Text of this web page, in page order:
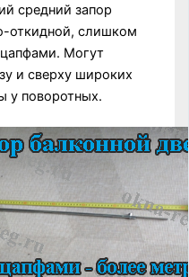
средний запор
откидной, слишком
Могут
и сверху широких
у поворотных.